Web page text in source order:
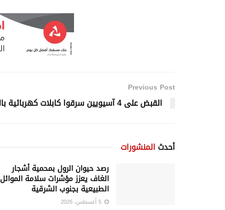
Previous Post
القبض على 4 آسيويين سرقوا كابلات كهربائية بالوسطى
أحدث المنشورات
رصد حيوان الرول بمحمية أشجار
الغاف يعزز مؤشرات سلامة الموائل
الطبيعية بجنوب الشرقية